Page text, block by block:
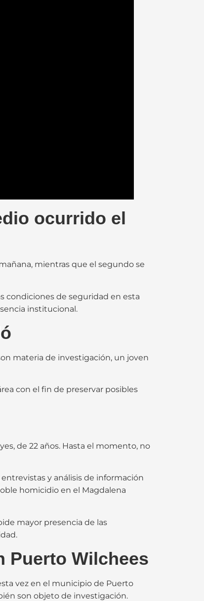
ocurrido el
mientras que el segundo se
condiciones de seguridad en esta
institucional.
materia de investigación, un joven
con el fin de preservar posibles
de 22 años. Hasta el momento, no
y análisis de información
homicidio en el Magdalena
mayor presencia de las
Puerto Wilchees
vez en el municipio de Puerto
son objeto de investigación.